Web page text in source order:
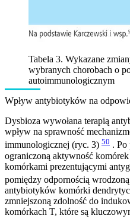
Tabela 3. Wykazane
wybranych chorobach o
autoimmunologicznym
Wpływ antybiotyków na
Dysbioza wywołana terapią
wpływ na sprawność
immunologicznej (ryc. 3) 50 . Po
ograniczoną aktywność
komórkami prezentującymi
pomiędzy odpornością
antybiotyków komórki
zmniejszoną zdolność do
komórkach T, które są